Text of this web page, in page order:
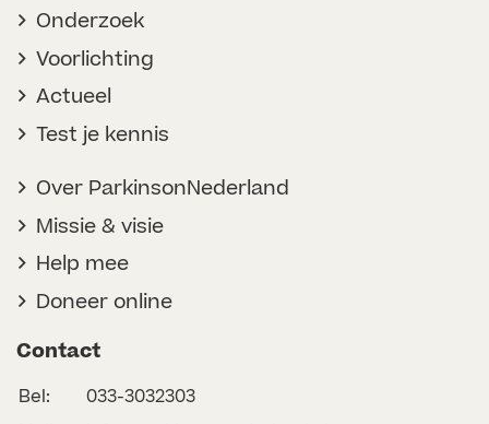
Onderzoek
Voorlichting
Actueel
Test je kennis
Over ParkinsonNederland
Missie & visie
Help mee
Doneer online
Contact
Bel:
033-3032303